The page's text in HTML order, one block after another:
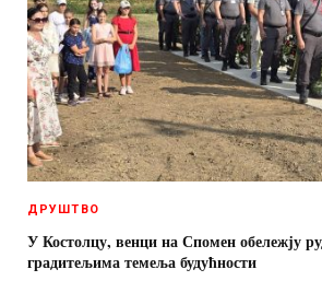
ДРУШТВО
У Костолцу, венци на Спомен обележју
градитељима темеља будућности